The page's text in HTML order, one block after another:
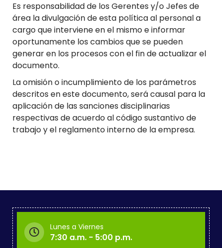
Es responsabilidad de los Gerentes y/o Jefes de
área la divulgación de esta política al personal a
cargo que interviene en el mismo e informar
oportunamente los cambios que se pueden
generar en los procesos con el fin de actualizar el
documento.
La omisión o incumplimiento de los parámetros
descritos en este documento, será causal para la
aplicación de las sanciones disciplinarias
respectivas de acuerdo al código sustantivo de
trabajo y el reglamento interno de la empresa.
Lunes a Viernes
7:30 a.m. - 5:00 p.m.